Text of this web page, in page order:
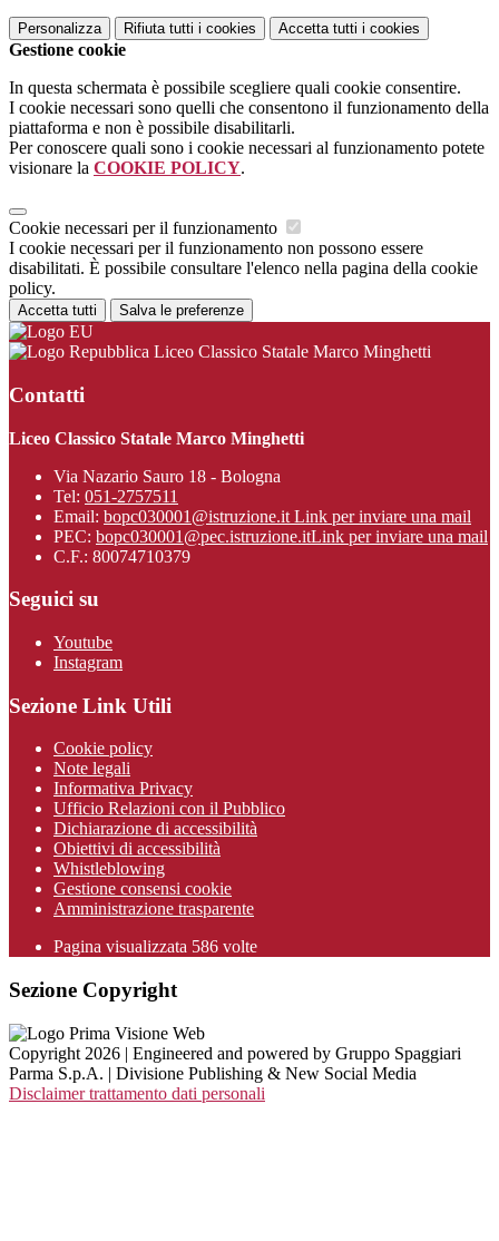
Personalizza Rifiuta tutti i cookies Accetta tutti i cookies
Gestione cookie
In questa schermata è possibile scegliere quali cookie consentire.
I cookie necessari sono quelli che consentono il funzionamento della
piattaforma e non è possibile disabilitarli.
Per conoscere quali sono i cookie necessari al funzionamento potete
visionare la COOKIE POLICY.
Cookie necessari per il funzionamento
I cookie necessari per il funzionamento non possono essere
disabilitati. È possibile consultare l'elenco nella pagina della cookie
policy.
Accetta tutti Salva le preferenze
Liceo Classico Statale Marco Minghetti
Contatti
Liceo Classico Statale Marco Minghetti
Via Nazario Sauro 18 - Bologna
Tel: 051-2757511
Email: bopc030001@istruzione.it Link per inviare una mail
PEC: bopc030001@pec.istruzione.itLink per inviare una mail
C.F.: 80074710379
Seguici su
Youtube
Instagram
Sezione Link Utili
Cookie policy
Note legali
Informativa Privacy
Ufficio Relazioni con il Pubblico
Dichiarazione di accessibilità
Obiettivi di accessibilità
Whistleblowing
Gestione consensi cookie
Amministrazione trasparente
Pagina visualizzata 586 volte
Sezione Copyright
Copyright 2026 | Engineered and powered by Gruppo Spaggiari
Parma S.p.A. | Divisione Publishing & New Social Media
Disclaimer trattamento dati personali